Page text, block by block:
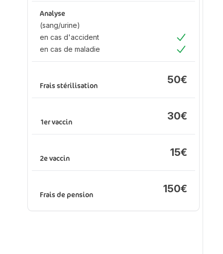
Analyse
(sang/urine)
en cas d'accident
en cas de maladie
Oui
Oui
Frais stérilisation 50€
1er vaccin 30€
2e vaccin 15€
Frais de pension 150€